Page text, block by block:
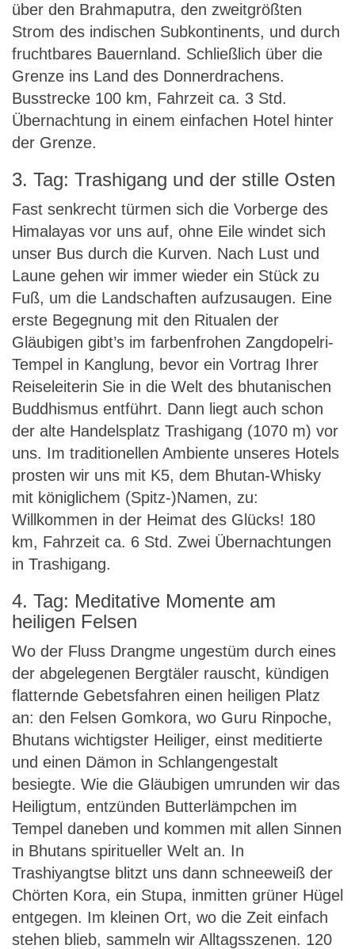
über den Brahmaputra, den zweitgrößten
Strom des indischen Subkontinents, und durch
fruchtbares Bauernland. Schließlich über die
Grenze ins Land des Donnerdrachens.
Busstrecke 100 km, Fahrzeit ca. 3 Std.
Übernachtung in einem einfachen Hotel hinter
der Grenze.
3. Tag: Trashigang und der stille Osten
Fast senkrecht türmen sich die Vorberge des
Himalayas vor uns auf, ohne Eile windet sich
unser Bus durch die Kurven. Nach Lust und
Laune gehen wir immer wieder ein Stück zu
Fuß, um die Landschaften aufzusaugen. Eine
erste Begegnung mit den Ritualen der
Gläubigen gibt’s im farbenfrohen Zangdopelri-
Tempel in Kanglung, bevor ein Vortrag Ihrer
Reiseleiterin Sie in die Welt des bhutanischen
Buddhismus entführt. Dann liegt auch schon
der alte Handelsplatz Trashigang (1070 m) vor
uns. Im traditionellen Ambiente unseres Hotels
prosten wir uns mit K5, dem Bhutan-Whisky
mit königlichem (Spitz-)Namen, zu:
Willkommen in der Heimat des Glücks! 180
km, Fahrzeit ca. 6 Std. Zwei Übernachtungen
in Trashigang.
4. Tag: Meditative Momente am
heiligen Felsen
Wo der Fluss Drangme ungestüm durch eines
der abgelegenen Bergtäler rauscht, kündigen
flatternde Gebetsfahren einen heiligen Platz
an: den Felsen Gomkora, wo Guru Rinpoche,
Bhutans wichtigster Heiliger, einst meditierte
und einen Dämon in Schlangengestalt
besiegte. Wie die Gläubigen umrunden wir das
Heiligtum, entzünden Butterlämpchen im
Tempel daneben und kommen mit allen Sinnen
in Bhutans spiritueller Welt an. In
Trashiyangtse blitzt uns dann schneeweiß der
Chörten Kora, ein Stupa, inmitten grüner Hügel
entgegen. Im kleinen Ort, wo die Zeit einfach
stehen blieb, sammeln wir Alltagsszenen. 120